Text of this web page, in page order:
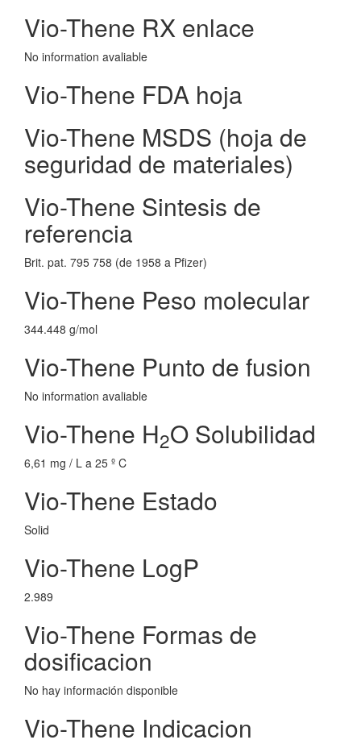
Vio-Thene RX enlace
No information avaliable
Vio-Thene FDA hoja
Vio-Thene MSDS (hoja de
seguridad de materiales)
Vio-Thene Sintesis de
referencia
Brit. pat. 795 758 (de 1958 a Pfizer)
Vio-Thene Peso molecular
344.448 g/mol
Vio-Thene Punto de fusion
No information avaliable
Vio-Thene H2O Solubilidad
6,61 mg / L a 25 º C
Vio-Thene Estado
Solid
Vio-Thene LogP
2.989
Vio-Thene Formas de
dosificacion
No hay información disponible
Vio-Thene Indicacion